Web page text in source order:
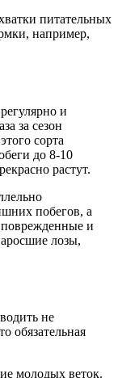
питательных
например,
и
за сезон
сорта
до 8-10
растут.
побегов, а
поврежденные и
лозы,
не
обязательная
молодых веток.